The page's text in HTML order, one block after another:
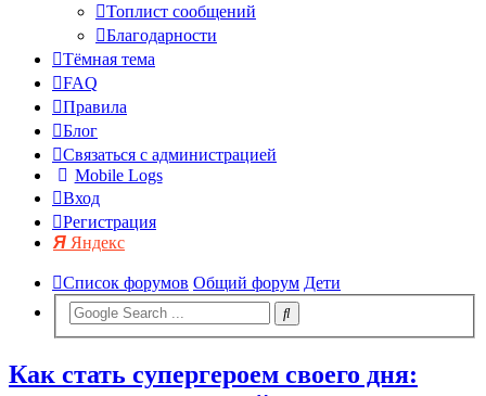
Топлист сообщений
Благодарности
Тёмная тема
FAQ
Правила
Блог
Связаться с администрацией
Mobile Logs
Вход
Регистрация
Яндекс
Список форумов Общий форум Дети
Как стать супергероем своего дня: